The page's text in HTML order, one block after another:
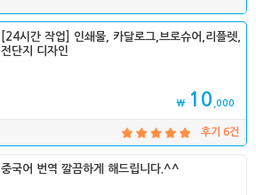
[24시간 작업] 인쇄물, 카달로그,브로슈어,리플렛,
전단지 디자인
₩ 10 ,000
후기 6건
중국어 번역 깔끔하게 해드립니다.^^